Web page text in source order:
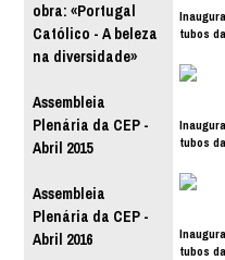
obra: «Portugal
Católico - A beleza
na diversidade»
Assembleia
Plenária da CEP -
Abril 2015
Assembleia
Plenária da CEP -
Abril 2016
tubos
tubos
tubos